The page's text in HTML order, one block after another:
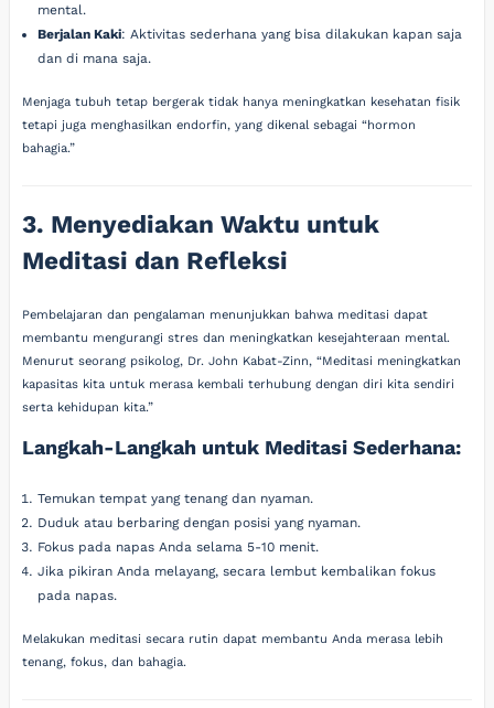
mental.
Berjalan Kaki: Aktivitas sederhana yang bisa dilakukan kapan saja
dan di mana saja.
Menjaga tubuh tetap bergerak tidak hanya meningkatkan kesehatan fisik
tetapi juga menghasilkan endorfin, yang dikenal sebagai “hormon
bahagia.”
3. Menyediakan Waktu untuk
Meditasi dan Refleksi
Pembelajaran dan pengalaman menunjukkan bahwa meditasi dapat
membantu mengurangi stres dan meningkatkan kesejahteraan mental.
Menurut seorang psikolog, Dr. John Kabat-Zinn, “Meditasi meningkatkan
kapasitas kita untuk merasa kembali terhubung dengan diri kita sendiri
serta kehidupan kita.”
Langkah-Langkah untuk Meditasi Sederhana:
Temukan tempat yang tenang dan nyaman.
Duduk atau berbaring dengan posisi yang nyaman.
Fokus pada napas Anda selama 5-10 menit.
Jika pikiran Anda melayang, secara lembut kembalikan fokus
pada napas.
Melakukan meditasi secara rutin dapat membantu Anda merasa lebih
tenang, fokus, dan bahagia.